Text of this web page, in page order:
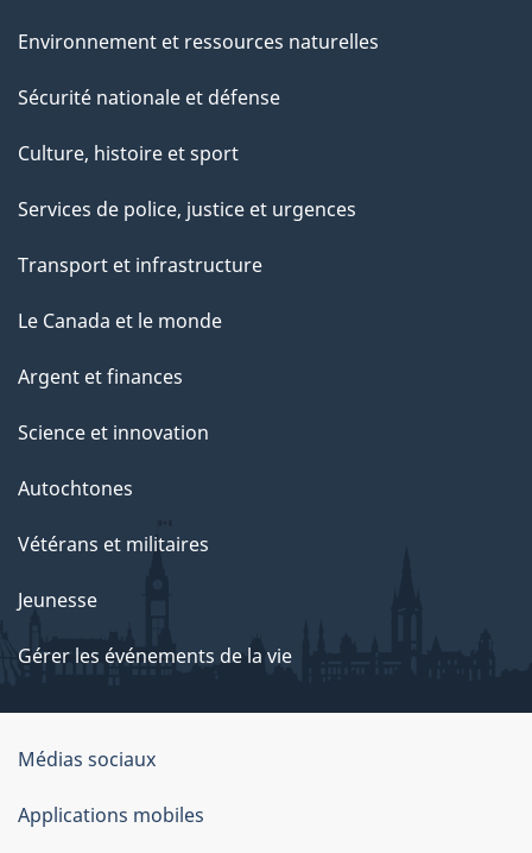
Environnement et ressources naturelles
Sécurité nationale et défense
Culture, histoire et sport
Services de police, justice et urgences
Transport et infrastructure
Le Canada et le monde
Argent et finances
Science et innovation
Autochtones
Vétérans et militaires
Jeunesse
Gérer les événements de la vie
Organisation
du
gouvernement
Médias sociaux
Applications mobiles